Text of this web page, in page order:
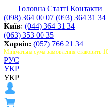
Головна Статті Контакти
(098) 364 00 07 (093) 364 31 34
Київ: (044) 364 31 34
(063) 353 00 35
Харків: (057) 766 21 34
Мінімальна сума замовлення становить
РУС
УКР
УКР